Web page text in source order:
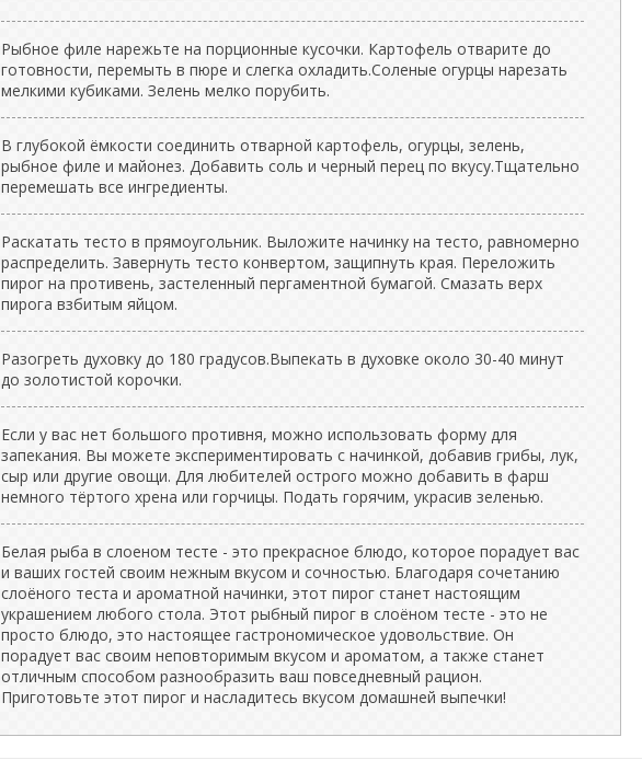
Рыбное филе нарежьте на порционные кусочки. Картофель отварите до
готовности, перемыть в пюре и слегка охладить.Соленые огурцы нарезать
мелкими кубиками. Зелень мелко порубить.
В глубокой ёмкости соединить отварной картофель, огурцы, зелень,
рыбное филе и майонез. Добавить соль и черный перец по вкусу.Тщательно
перемешать все ингредиенты.
Раскатать тесто в прямоугольник. Выложите начинку на тесто, равномерно
распределить. Завернуть тесто конвертом, защипнуть края. Переложить
пирог на противень, застеленный пергаментной бумагой. Смазать верх
пирога взбитым яйцом.
Разогреть духовку до 180 градусов.Выпекать в духовке около 30-40 минут
до золотистой корочки.
Если у вас нет большого противня, можно использовать форму для
запекания. Вы можете экспериментировать с начинкой, добавив грибы, лук,
сыр или другие овощи. Для любителей острого можно добавить в фарш
немного тёртого хрена или горчицы. Подать горячим, украсив зеленью.
Белая рыба в слоеном тесте - это прекрасное блюдо, которое порадует вас
и ваших гостей своим нежным вкусом и сочностью. Благодаря сочетанию
слоёного теста и ароматной начинки, этот пирог станет настоящим
украшением любого стола. Этот рыбный пирог в слоёном тесте - это не
просто блюдо, это настоящее гастрономическое удовольствие. Он
порадует вас своим неповторимым вкусом и ароматом, а также станет
отличным способом разнообразить ваш повседневный рацион.
Приготовьте этот пирог и насладитесь вкусом домашней выпечки!